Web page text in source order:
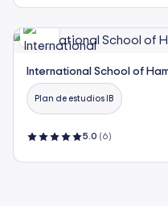
International School of
Plan de estudios IB
5.0 (6)